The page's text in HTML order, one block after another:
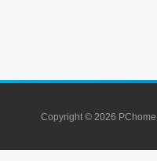
Copyright © 2026